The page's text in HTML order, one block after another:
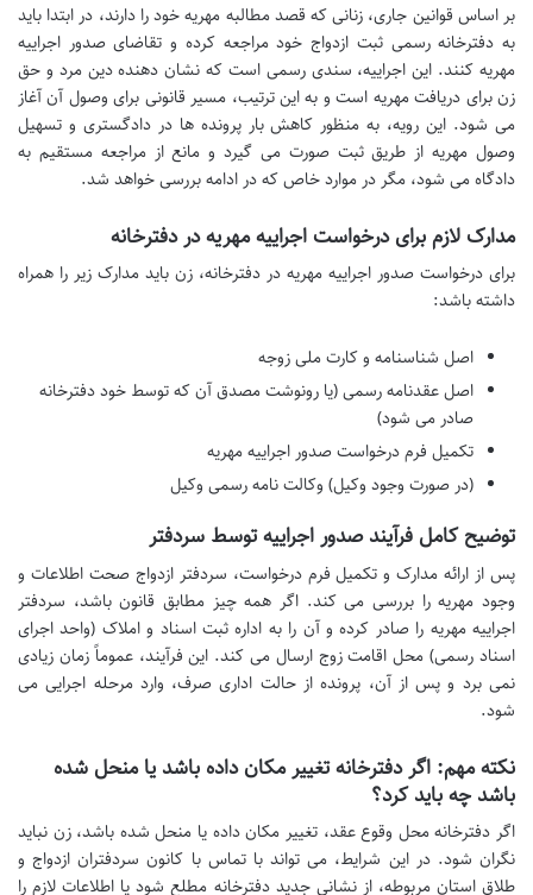
بر اساس قوانین جاری، زنانی که قصد مطالبه مهریه خود را دارند، در ابتدا باید
به دفترخانه رسمی ثبت ازدواج خود مراجعه کرده و تقاضای صدور اجراییه
مهریه کنند. این اجراییه، سندی رسمی است که نشان دهنده دین مرد و حق
زن برای دریافت مهریه است و به این ترتیب، مسیر قانونی برای وصول آن آغاز
می شود. این رویه، به منظور کاهش بار پرونده ها در دادگستری و تسهیل
وصول مهریه از طریق ثبت صورت می گیرد و مانع از مراجعه مستقیم به
دادگاه می شود، مگر در موارد خاص که در ادامه بررسی خواهد شد.
مدارک لازم برای درخواست اجراییه مهریه در دفترخانه
برای درخواست صدور اجراییه مهریه در دفترخانه، زن باید مدارک زیر را همراه
داشته باشد:
اصل شناسنامه و کارت ملی زوجه
اصل عقدنامه رسمی (یا رونوشت مصدق آن که توسط خود دفترخانه
صادر می شود)
تکمیل فرم درخواست صدور اجراییه مهریه
(در صورت وجود وکیل) وکالت نامه رسمی وکیل
توضیح کامل فرآیند صدور اجراییه توسط سردفتر
پس از ارائه مدارک و تکمیل فرم درخواست، سردفتر ازدواج صحت اطلاعات و
وجود مهریه را بررسی می کند. اگر همه چیز مطابق قانون باشد، سردفتر
اجراییه مهریه را صادر کرده و آن را به اداره ثبت اسناد و املاک (واحد اجرای
اسناد رسمی) محل اقامت زوج ارسال می کند. این فرآیند، عموماً زمان زیادی
نمی برد و پس از آن، پرونده از حالت اداری صرف، وارد مرحله اجرایی می
شود.
نکته مهم: اگر دفترخانه تغییر مکان داده باشد یا منحل شده
باشد چه باید کرد؟
اگر دفترخانه محل وقوع عقد، تغییر مکان داده یا منحل شده باشد، زن نباید
نگران شود. در این شرایط، می تواند با تماس با کانون سردفتران ازدواج و
طلاق استان مربوطه، از نشانی جدید دفترخانه مطلع شود یا اطلاعات لازم را